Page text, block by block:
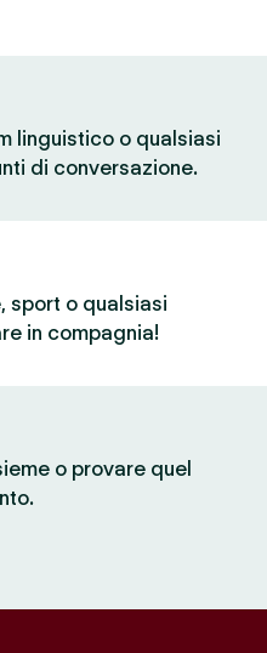
linguistico o qualsiasi
di conversazione.
sport o qualsiasi
in compagnia!
o provare quel